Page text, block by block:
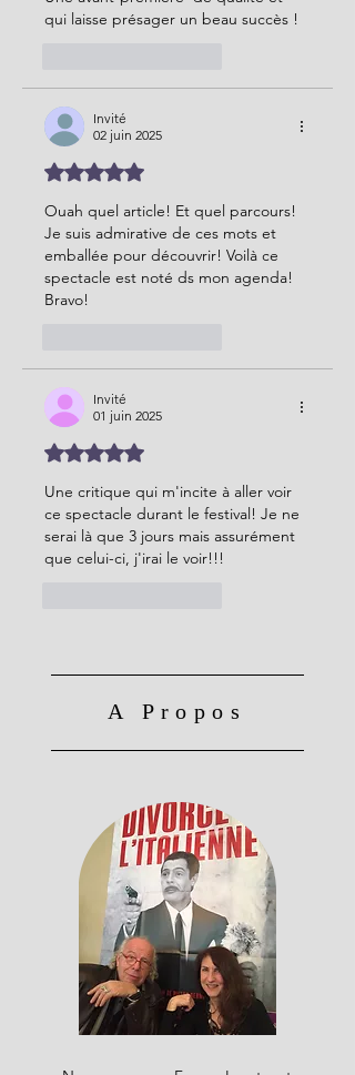
qui laisse présager un beau succès !
Invité
02 juin 2025
Noté 5 étoiles sur 5.
Ouah quel article! Et quel parcours!
Je suis admirative de ces mots et
emballée pour découvrir! Voilà ce
spectacle est noté ds mon agenda!
Bravo!
Invité
01 juin 2025
Noté 5 étoiles sur 5.
Une critique qui m'incite à aller voir
ce spectacle durant le festival! Je ne
serai là que 3 jours mais assurément
que celui-ci, j'irai le voir!!!
A Propos